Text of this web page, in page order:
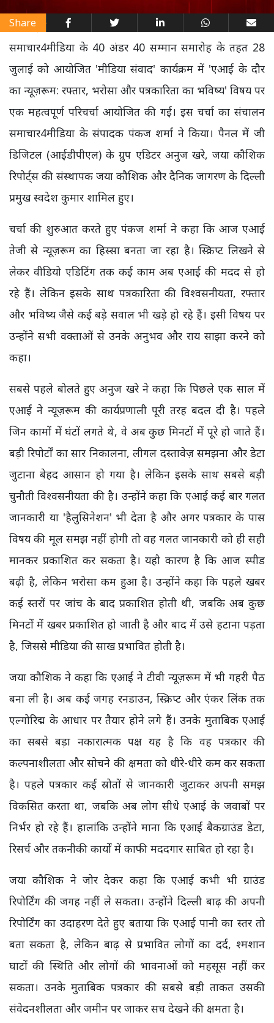
Share
समाचार4मीडिया के 40 अंडर 40 सम्मान समारोह के तहत 28
जुलाई को आयोजित 'मीडिया संवाद' कार्यक्रम में 'एआई के दौर
का न्यूज़रूम: रफ्तार, भरोसा और पत्रकारिता का भविष्य' विषय पर
एक महत्वपूर्ण परिचर्चा आयोजित की गई। इस चर्चा का संचालन
समाचार4मीडिया के संपादक पंकज शर्मा ने किया। पैनल में जी
डिजिटल (आईडीपीएल) के ग्रुप एडिटर अनुज खरे, जया कौशिक
रिपोर्ट्स की संस्थापक जया कौशिक और दैनिक जागरण के दिल्ली
प्रमुख स्वदेश कुमार शामिल हुए।
चर्चा की शुरुआत करते हुए पंकज शर्मा ने कहा कि आज एआई
तेजी से न्यूज़रूम का हिस्सा बनता जा रहा है। स्क्रिप्ट लिखने से
लेकर वीडियो एडिटिंग तक कई काम अब एआई की मदद से हो
रहे हैं। लेकिन इसके साथ पत्रकारिता की विश्वसनीयता, रफ्तार
और भविष्य जैसे कई बड़े सवाल भी खड़े हो रहे हैं। इसी विषय पर
उन्होंने सभी वक्ताओं से उनके अनुभव और राय साझा करने को
कहा।
सबसे पहले बोलते हुए अनुज खरे ने कहा कि पिछले एक साल में
एआई ने न्यूज़रूम की कार्यप्रणाली पूरी तरह बदल दी है। पहले
जिन कामों में घंटों लगते थे, वे अब कुछ मिनटों में पूरे हो जाते हैं।
बड़ी रिपोर्टों का सार निकालना, लीगल दस्तावेज़ समझना और डेटा
जुटाना बेहद आसान हो गया है। लेकिन इसके साथ सबसे बड़ी
चुनौती विश्वसनीयता की है। उन्होंने कहा कि एआई कई बार गलत
जानकारी या 'हैलुसिनेशन' भी देता है और अगर पत्रकार के पास
विषय की मूल समझ नहीं होगी तो वह गलत जानकारी को ही सही
मानकर प्रकाशित कर सकता है। यही कारण है कि आज स्पीड
बढ़ी है, लेकिन भरोसा कम हुआ है। उन्होंने कहा कि पहले खबर
कई स्तरों पर जांच के बाद प्रकाशित होती थी, जबकि अब कुछ
मिनटों में खबर प्रकाशित हो जाती है और बाद में उसे हटाना पड़ता
है, जिससे मीडिया की साख प्रभावित होती है।
जया कौशिक ने कहा कि एआई ने टीवी न्यूज़रूम में भी गहरी पैठ
बना ली है। अब कई जगह रनडाउन, स्क्रिप्ट और एंकर लिंक तक
एल्गोरिद्म के आधार पर तैयार होने लगे हैं। उनके मुताबिक एआई
का सबसे बड़ा नकारात्मक पक्ष यह है कि वह पत्रकार की
कल्पनाशीलता और सोचने की क्षमता को धीरे-धीरे कम कर सकता
है। पहले पत्रकार कई स्रोतों से जानकारी जुटाकर अपनी समझ
विकसित करता था, जबकि अब लोग सीधे एआई के जवाबों पर
निर्भर हो रहे हैं। हालांकि उन्होंने माना कि एआई बैकग्राउंड डेटा,
रिसर्च और तकनीकी कार्यों में काफी मददगार साबित हो रहा है।
जया कौशिक ने जोर देकर कहा कि एआई कभी भी ग्राउंड
रिपोर्टिंग की जगह नहीं ले सकता। उन्होंने दिल्ली बाढ़ की अपनी
रिपोर्टिंग का उदाहरण देते हुए बताया कि एआई पानी का स्तर तो
बता सकता है, लेकिन बाढ़ से प्रभावित लोगों का दर्द, श्मशान
घाटों की स्थिति और लोगों की भावनाओं को महसूस नहीं कर
सकता। उनके मुताबिक पत्रकार की सबसे बड़ी ताकत उसकी
संवेदनशीलता और जमीन पर जाकर सच देखने की क्षमता है।